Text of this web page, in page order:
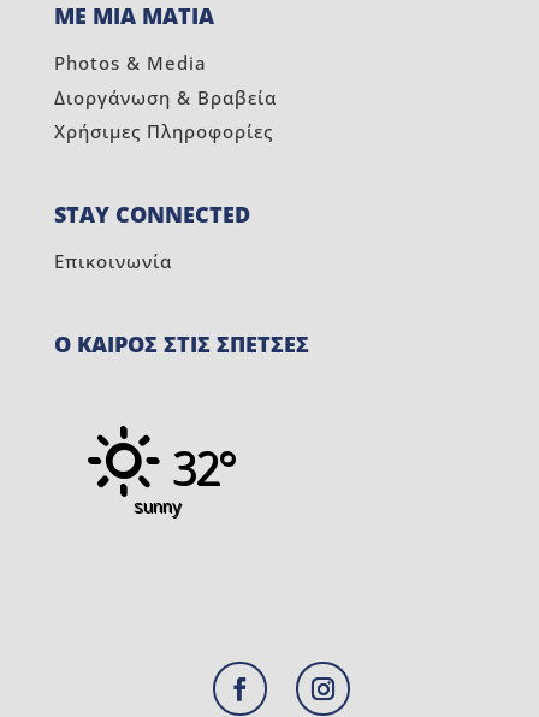
ΜΕ ΜΙΑ ΜΑΤΙΑ
Photos & Media
Διοργάνωση & Βραβεία
Χρήσιμες Πληροφορίες
STAY CONNECTED
Επικοινωνία
Ο ΚΑΙΡΟΣ ΣΤΙΣ ΣΠΕΤΣΕΣ
32°
sunny